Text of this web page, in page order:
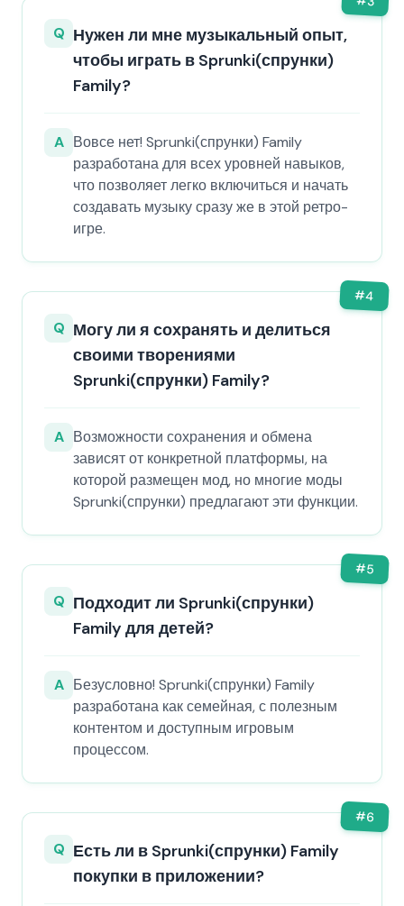
Q Нужен ли мне музыкальный опыт,
чтобы играть в Sprunki(спрунки)
Family?
A Вовсе нет! Sprunki(спрунки) Family
разработана для всех уровней навыков,
что позволяет легко включиться и начать
создавать музыку сразу же в этой ретро-
игре.
#4
Q Могу ли я сохранять и делиться
своими творениями
Sprunki(спрунки) Family?
A Возможности сохранения и обмена
зависят от конкретной платформы, на
которой размещен мод, но многие моды
Sprunki(спрунки) предлагают эти функции.
#5
Q Подходит ли Sprunki(спрунки)
Family для детей?
A Безусловно! Sprunki(спрунки) Family
разработана как семейная, с полезным
контентом и доступным игровым
процессом.
#6
Q Есть ли в Sprunki(спрунки) Family
покупки в приложении?